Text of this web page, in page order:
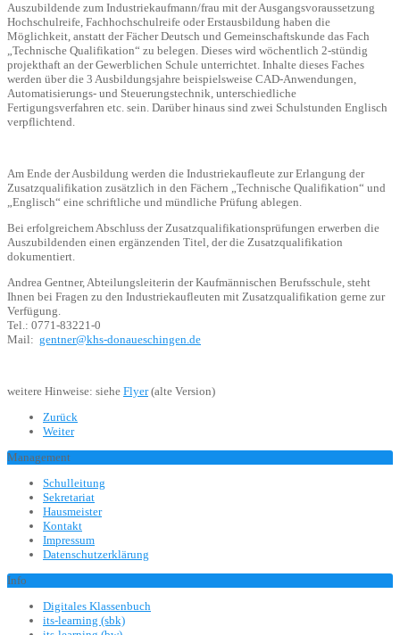
Auszubildende zum Industriekaufmann/frau mit der Ausgangsvoraussetzung
Hochschulreife, Fachhochschulreife oder Erstausbildung haben die
Möglichkeit, anstatt der Fächer Deutsch und Gemeinschaftskunde das Fach
„Technische Qualifikation“ zu belegen. Dieses wird wöchentlich 2-stündig
projekthaft an der Gewerblichen Schule unterrichtet. Inhalte dieses Faches
werden über die 3 Ausbildungsjahre beispielsweise CAD-Anwendungen,
Automatisierungs- und Steuerungstechnik, unterschiedliche
Fertigungsverfahren etc. sein. Darüber hinaus sind zwei Schulstunden Englisch
verpflichtend.
Am Ende der Ausbildung werden die Industriekaufleute zur Erlangung der
Zusatzqualifikation zusätzlich in den Fächern „Technische Qualifikation“ und
„Englisch“ eine schriftliche und mündliche Prüfung ablegen.
Bei erfolgreichem Abschluss der Zusatzqualifikationsprüfungen erwerben die
Auszubildenden einen ergänzenden Titel, der die Zusatzqualifikation
dokumentiert.
Andrea Gentner, Abteilungsleiterin der Kaufmännischen Berufsschule, steht
Ihnen bei Fragen zu den Industriekaufleuten mit Zusatzqualifikation gerne zur
Verfügung.
Tel.: 0771-83221-0
Mail: gentner@khs-donaueschingen.de
weitere Hinweise: siehe Flyer(alte Version)
Zurück
Weiter
Management
Schulleitung
Sekretariat
Hausmeister
Kontakt
Impressum
Datenschutzerklärung
Info
Digitales Klassenbuch
its-learning (sbk)